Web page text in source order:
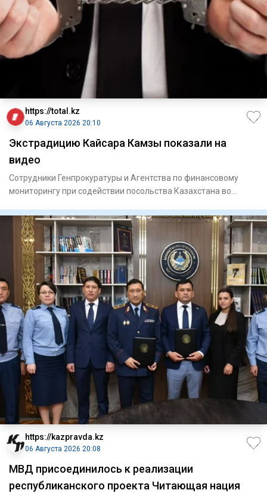
https://total.kz
06 Августа 2026 20:10
Экстрадицию Кайсара Камзы показали на
видео
Сотрудники Генпрокуратуры и Агентства по финансовому
мониторингу при содействии посольства Казахстана во
https://kazpravda.kz
06 Августа 2026 20:08
МВД присоединилось к реализации
республиканского проекта Читающая нация